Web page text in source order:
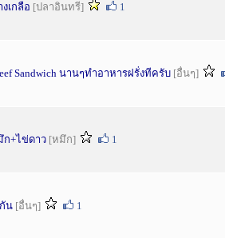
เกลือ [ปลาอินทรี] 1
Sandwich นานๆทำอาหารฝรั่งทีครับ [อื่นๆ]
ก+ไข่ดาว [หมึก] 1
น [อื่นๆ] 1